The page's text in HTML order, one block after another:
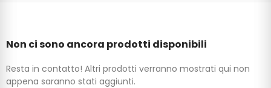
Non ci sono ancora prodotti disponibili
Resta in contatto! Altri prodotti verranno mostrati qui non
appena saranno stati aggiunti.